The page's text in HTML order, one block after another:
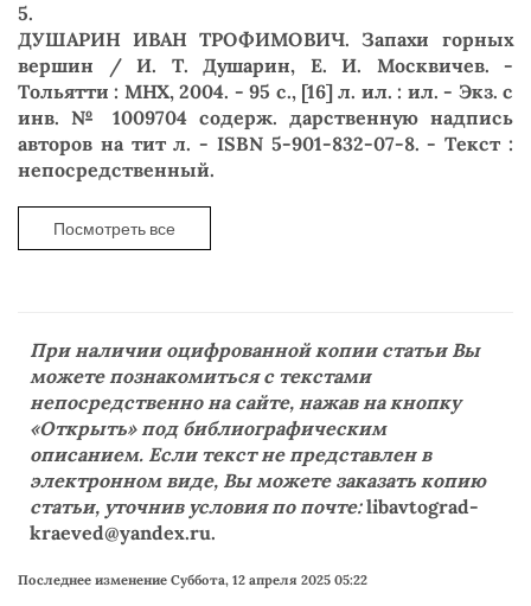
5.
ДУШАРИН ИВАН ТРОФИМОВИЧ. Запахи горных
вершин / И. Т. Душарин, Е. И. Москвичев. -
Тольятти : МНХ, 2004. - 95 с., [16] л. ил. : ил. - Экз. с
инв. № 1009704 содерж. дарственную надпись
авторов на тит л. - ISBN 5-901-832-07-8. - Текст :
непосредственный.
При наличии оцифрованной копии статьи Вы
можете познакомиться с текстами
непосредственно на сайте, нажав на кнопку
«Открыть» под библиографическим
описанием. Если текст не представлен в
электронном виде, Вы можете заказать копию
статьи, уточнив условия по почте: libavtograd-
kraeved@yandex.ru.
Последнее изменение Суббота, 12 апреля 2025 05:22